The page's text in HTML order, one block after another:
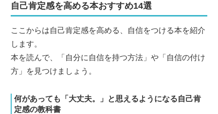
自己肯定感を高める本おすすめ14選
ここからは自己肯定感を高める、自信をつける本を紹介
します。
本を読んで、「自分に自信を持つ方法」や「自信の付け
方」を見つけましょう。
何があっても「大丈夫。」と思えるようになる自己肯
定感の教科書